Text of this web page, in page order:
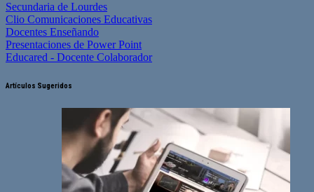
Secundaria de Lourdes
Clio Comunicaciones Educativas
Docentes Enseñando
Presentaciones de Power Point
Educared - Docente Colaborador
Artículos Sugeridos